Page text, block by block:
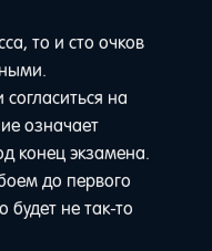
то и сто очков
на
означает
конец экзамена.
до первого
будет не так-то